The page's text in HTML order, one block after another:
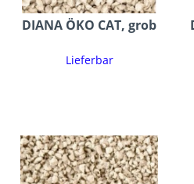
DIANA ÖKO CAT, grob
Lieferbar